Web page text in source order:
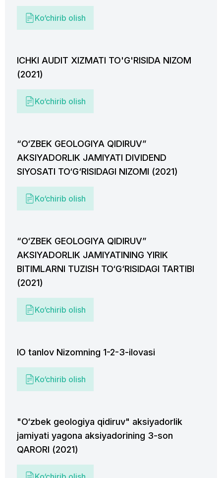
Ko‘chirib olish
ICHKI AUDIT XIZMATI TO'G'RISIDA NIZOM
(2021)
Ko‘chirib olish
“O‘ZBEK GEOLOGIYA QIDIRUV”
AKSIYADORLIK JAMIYATI DIVIDEND
SIYOSATI TO‘G‘RISIDAGI NIZOMI (2021)
Ko‘chirib olish
“O‘ZBEK GEOLOGIYA QIDIRUV”
AKSIYADORLIK JAMIYATINING YIRIK
BITIMLARNI TUZISH TO‘G‘RISIDAGI TARTIBI
(2021)
Ko‘chirib olish
IO tanlov Nizomning 1-2-3-ilovasi
Ko‘chirib olish
"O‘zbek geologiya qidiruv" aksiyadorlik
jamiyati yagona aksiyadorining 3-son
QARORI (2021)